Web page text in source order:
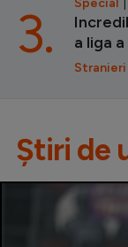
a liga
Stranieri
3.
Știri de